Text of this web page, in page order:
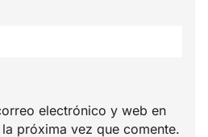
electrónico y web en
próxima vez que comente.